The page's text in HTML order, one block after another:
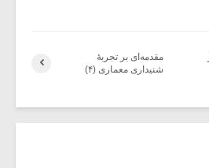
مقدمه‌ای بر تجربۀ
شنیداری معماری (۴)